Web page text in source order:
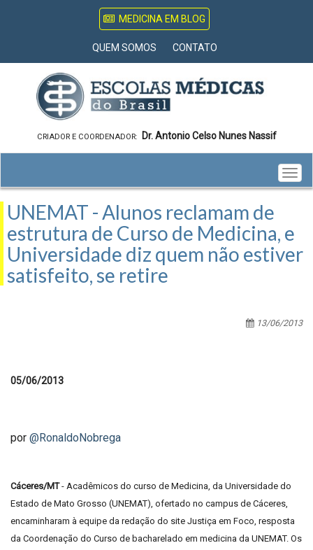
MEDICINA EM BLOG
QUEM SOMOS CONTATO
CRIADOR E COORDENADOR: Dr. Antonio Celso Nunes Nassif
UNEMAT - Alunos reclamam de
estrutura de Curso de Medicina, e
Universidade diz quem não estiver
satisfeito, se retire
13/06/2013
05/06/2013
por @RonaldoNobrega
Cáceres/MT- Acadêmicos do curso de Medicina, da Universidade do
Estado de Mato Grosso (UNEMAT), ofertado no campus de Cáceres,
encaminharam à equipe da redação do site Justiça em Foco, resposta
da Coordenação do Curso de bacharelado em medicina da UNEMAT. Os